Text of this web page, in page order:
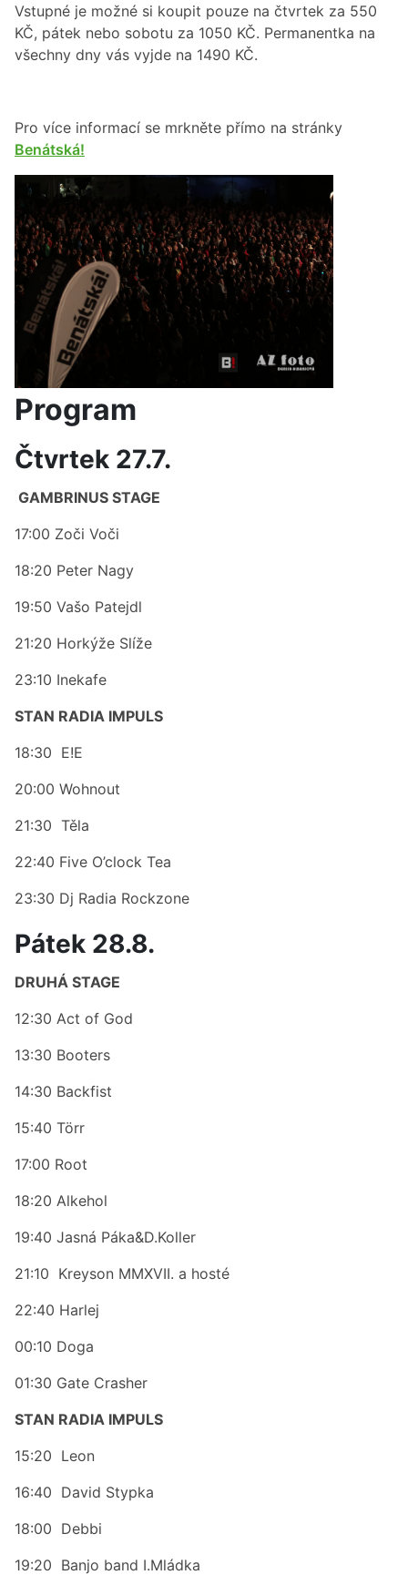
Vstupné je možné si koupit pouze na čtvrtek za 550
KČ, pátek nebo sobotu za 1050 KČ. Permanentka na
všechny dny vás vyjde na 1490 KČ.
Pro více informací se mrkněte přímo na stránky
Benátská!
Program
Čtvrtek 27.7.
GAMBRINUS STAGE
17:00 Zoči Voči
18:20 Peter Nagy
19:50 Vašo Patejdl
21:20 Horkýže Slíže
23:10 Inekafe
STAN RADIA IMPULS
18:30 E!E
20:00 Wohnout
21:30 Těla
22:40 Five O’clock Tea
23:30 Dj Radia Rockzone
Pátek 28.8.
DRUHÁ STAGE
12:30 Act of God
13:30 Booters
14:30 Backfist
15:40 Törr
17:00 Root
18:20 Alkehol
19:40 Jasná Páka&D.Koller
21:10 Kreyson MMXVII. a hosté
22:40 Harlej
00:10 Doga
01:30 Gate Crasher
STAN RADIA IMPULS
15:20 Leon
16:40 David Stypka
18:00 Debbi
19:20 Banjo band I.Mládka